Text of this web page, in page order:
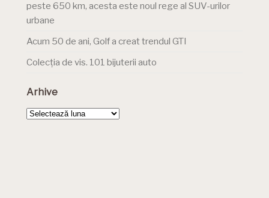
peste 650 km, acesta este noul rege al SUV-urilor
urbane
Acum 50 de ani, Golf a creat trendul GTI
Colecția de vis. 101 bijuterii auto
Arhive
Arhive